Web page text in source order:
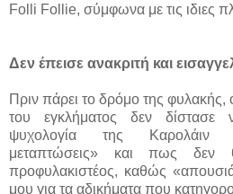
Folli Follie, σύμφωνα με τις ιδιες
Δεν έπεισε ανακριτή και
Πριν πάρει το δρόμο της
του εγκλήματος δεν δίστασε
ψυχολογία της Καρολάιν
μεταπτώσεις» και πως δεν
προφυλακιστέος, καθώς
μου για τα αδικήματα που